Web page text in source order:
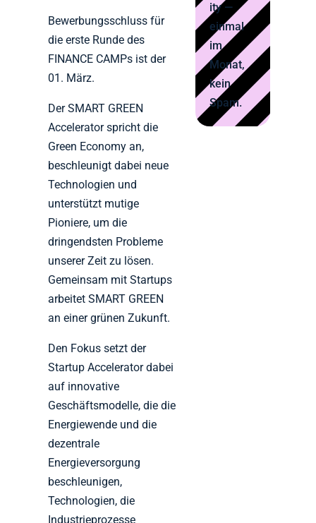
Bewerbungsschluss für
die erste Runde des
FINANCE CAMPs ist der
01. März.
Der SMART GREEN
Accelerator spricht die
Green Economy an,
beschleunigt dabei neue
Technologien und
unterstützt mutige
Pioniere, um die
dringendsten Probleme
unserer Zeit zu lösen.
Gemeinsam mit Startups
arbeitet SMART GREEN
an einer grünen Zukunft.
Den Fokus setzt der
Startup Accelerator dabei
auf innovative
Geschäftsmodelle, die die
Energiewende und die
dezentrale
Energieversorgung
beschleunigen,
Technologien, die
Industrieprozesse
ity —
einmal
im
Monat,
kein
Spam.